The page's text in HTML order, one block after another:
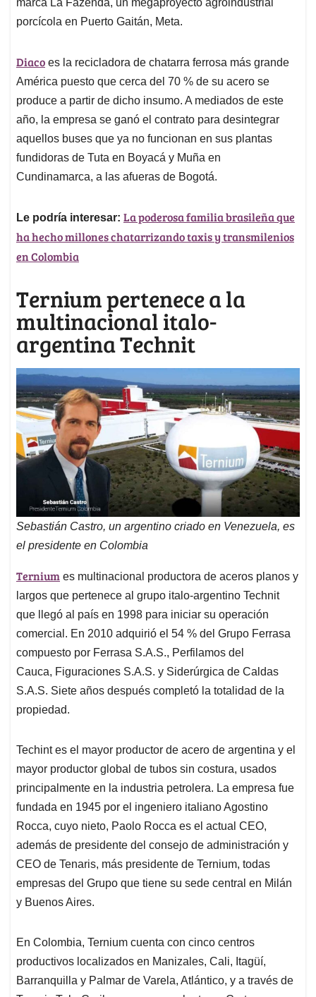
marca La Fazenda, un megaproyecto agroindustrial
porcícola en Puerto Gaitán, Meta.
Diaco es la recicladora de chatarra ferrosa más grande
América puesto que cerca del 70 % de su acero se
produce a partir de dicho insumo. A mediados de este
año, la empresa se ganó el contrato para desintegrar
aquellos buses que ya no funcionan en sus plantas
fundidoras de Tuta en Boyacá y Muña en
Cundinamarca, a las afueras de Bogotá.
Le podría interesar: La poderosa familia brasileña que
ha hecho millones chatarrizando taxis y transmilenios
en Colombia
Ternium pertenece a la
multinacional italo-
argentina Technit
Sebastián Castro, un argentino criado en Venezuela, es
el presidente en Colombia
Ternium es multinacional productora de aceros planos y
largos que pertenece al grupo italo-argentino Technit
que llegó al país en 1998 para iniciar su operación
comercial. En 2010 adquirió el 54 % del Grupo Ferrasa
compuesto por Ferrasa S.A.S., Perfilamos del
Cauca, Figuraciones S.A.S. y Siderúrgica de Caldas
S.A.S. Siete años después completó la totalidad de la
propiedad.
Techint es el mayor productor de acero de argentina y el
mayor productor global de tubos sin costura, usados
principalmente en la industria petrolera. La empresa fue
fundada en 1945 por el ingeniero italiano Agostino
Rocca, cuyo nieto, Paolo Rocca es el actual CEO,
además de presidente del consejo de administración y
CEO de Tenaris, más presidente de Ternium, todas
empresas del Grupo que tiene su sede central en Milán
y Buenos Aires.
En Colombia, Ternium cuenta con cinco centros
productivos localizados en Manizales, Cali, Itagüí,
Barranquilla y Palmar de Varela, Atlántico, y a través de